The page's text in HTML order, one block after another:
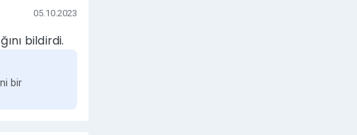
uymayan
ve
05.10.2023
bildirdi.
bir